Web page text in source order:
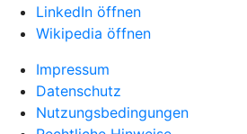
LinkedIn öffnen
Wikipedia öffnen
Impressum
Datenschutz
Nutzungsbedingungen